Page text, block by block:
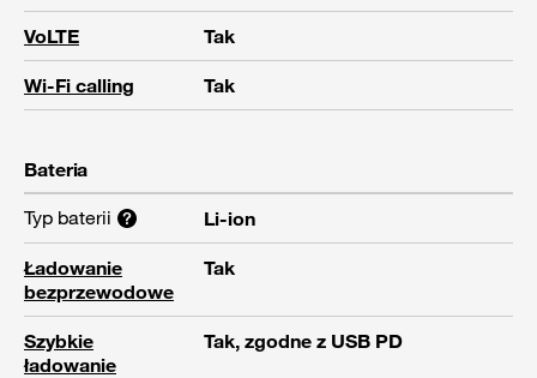
VoLTE Tak
Wi-Fi calling Tak
Bateria
Typ baterii
Li-ion
Ładowanie
bezprzewodowe
Tak
Szybkie
ładowanie
Tak, zgodne z USB PD